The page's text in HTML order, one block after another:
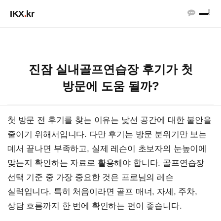
IKX.kr
진잠 실내골프연습장 후기가 첫
방문에 도움 될까?
첫 방문 전 후기를 찾는 이유는 낯선 공간에 대한 불안을
줄이기 위해서입니다. 다만 후기는 방문 분위기만 보는
데서 끝나면 부족하고, 실제 레슨이 초보자의 눈높이에
맞는지 확인하는 자료로 활용해야 합니다. 골프연습장
선택 기준 중 가장 중요한 것은 프로님의 레슨
실력입니다. 특히 처음이라면 골프 매너, 자세, 주차,
상담 흐름까지 한 번에 확인하는 편이 좋습니다.